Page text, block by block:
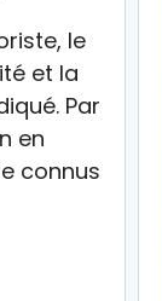
le
et la
Par
en
connus